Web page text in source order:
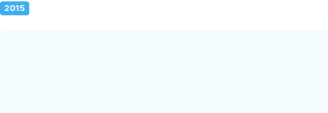
2015